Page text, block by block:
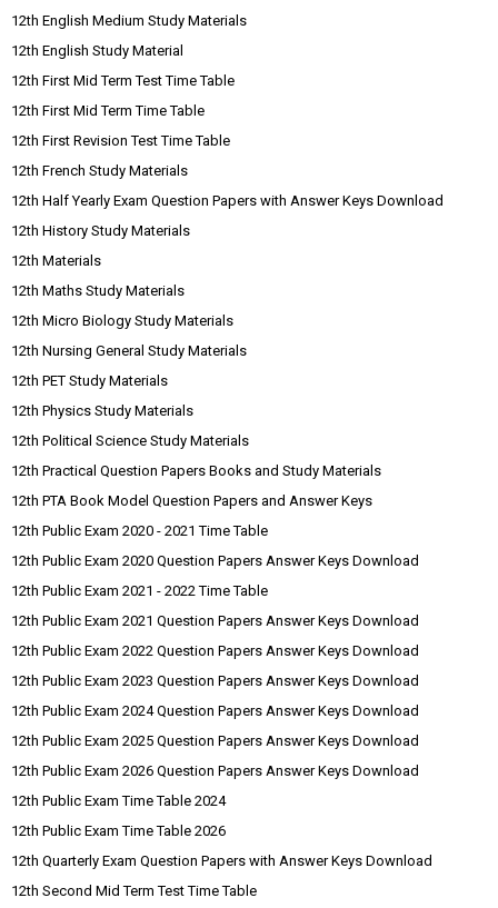
12th English Medium Study Materials
12th English Study Material
12th First Mid Term Test Time Table
12th First Mid Term Time Table
12th First Revision Test Time Table
12th French Study Materials
12th Half Yearly Exam Question Papers with Answer Keys Download
12th History Study Materials
12th Materials
12th Maths Study Materials
12th Micro Biology Study Materials
12th Nursing General Study Materials
12th PET Study Materials
12th Physics Study Materials
12th Political Science Study Materials
12th Practical Question Papers Books and Study Materials
12th PTA Book Model Question Papers and Answer Keys
12th Public Exam 2020 - 2021 Time Table
12th Public Exam 2020 Question Papers Answer Keys Download
12th Public Exam 2021 - 2022 Time Table
12th Public Exam 2021 Question Papers Answer Keys Download
12th Public Exam 2022 Question Papers Answer Keys Download
12th Public Exam 2023 Question Papers Answer Keys Download
12th Public Exam 2024 Question Papers Answer Keys Download
12th Public Exam 2025 Question Papers Answer Keys Download
12th Public Exam 2026 Question Papers Answer Keys Download
12th Public Exam Time Table 2024
12th Public Exam Time Table 2026
12th Quarterly Exam Question Papers with Answer Keys Download
12th Second Mid Term Test Time Table